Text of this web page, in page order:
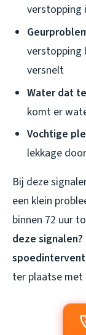
verstopping
verstopping
versnelt
Water dat
komt er
Vochtige
lekkage
Bij deze
een klein
binnen 72 uur
deze
ter plaatse